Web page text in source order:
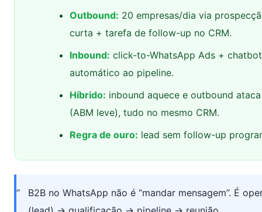
Outbound: 20 empresas/dia via
curta + tarefa de follow-up no CRM.
Inbound: click-to-WhatsApp Ads +
automático ao pipeline.
Híbrido: inbound aquece e outbound
(ABM leve), tudo no mesmo CRM.
Regra de ouro: lead sem follow-up
B2B no WhatsApp não é “mandar mensagem”. É